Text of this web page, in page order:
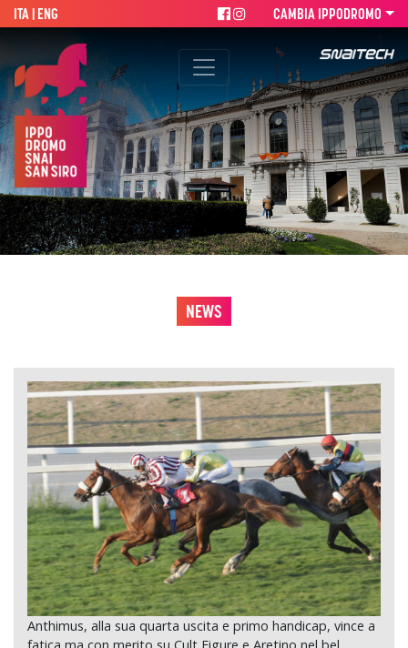
ITA | ENG CAMBIA IPPODROMO
NEWS
Anthimus, alla sua quarta uscita e primo handicap, vince a